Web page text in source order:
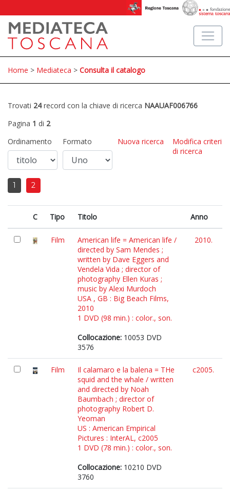
Home > Mediateca > Consulta il catalogo
Trovati 24record con la chiave di ricerca NAAUAF006766
Pagina 1 di 2
Ordinamento
Formato Nuova ricerca
Modifica criteri
di ricerca
1 2
C Tipo Titolo Anno
Film
American life = American life /
directed by Sam Mendes ;
written by Dave Eggers and
Vendela Vida ; director of
photography Ellen Kuras ;
music by Alexi Murdoch
USA , GB : Big Beach Films,
2010
1 DVD (98 min.) : color., son.
Collocazione: 10053 DVD
3576
2010.
Film
Il calamaro e la balena = THe
squid and the whale / written
and directed by Noah
Baumbach ; director of
photography Robert D.
Yeoman
US : American Empirical
Pictures : InterAL, c2005
1 DVD (78 min.) : color., son.
Collocazione: 10210 DVD
3760
c2005.